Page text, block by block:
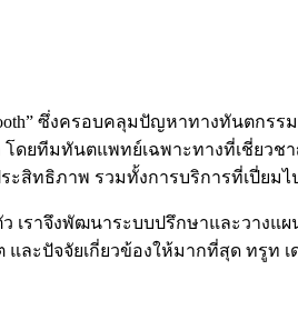
ซึ่งครอบคลุมปัญหาทางทันตกรร
โดยทีมทันตแพทย์เฉพาะทางที่เชี่
สิทธิภาพ รวมทั้งการบริการที่เปี่ยม
เราจึงพัฒนาระบบปรึกษาและวาง
ะปัจจัยเกี่ยวข้องให้มากที่สุด ทรูท